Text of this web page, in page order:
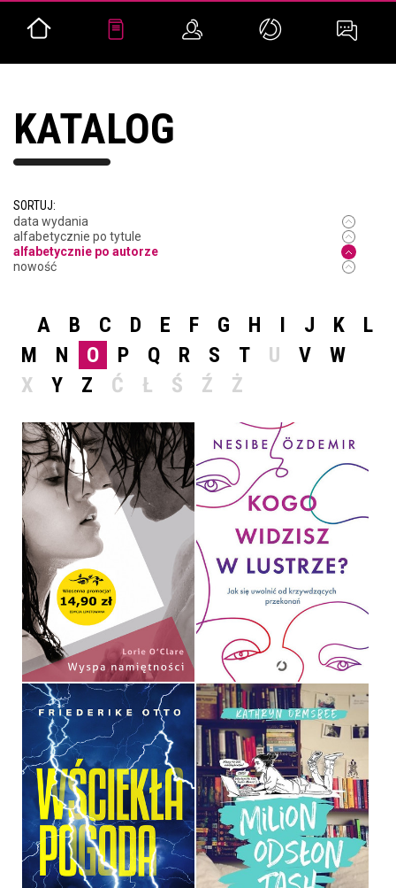
KATALOG
SORTUJ:
data wydania
alfabetycznie po tytule
alfabetycznie po autorze
nowość
A B C D E F G H I J K
L
M
N O P Q R S T U V
W
X
Y Z Ć Ł Ś Ź Ż
WYSPA NAMIĘTNOŚCI
LORIE O’CLARE
POCKET
14,90 ZŁ
KOGO WIDZISZ W
LUSTRZE?
NESIBE ÖZDEMIR
OPRAWA MIĘKKA
49,99 ZŁ
WŚCIEKŁA POGODA
FREDERIKE OTTO
OPRAWA MIĘKKA ZE SKRZYDEŁKAMI
MILION ODSŁON TASH
KATHRYN ORMSBEE